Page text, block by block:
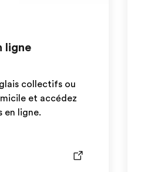
ligne
collectifs ou
et accédez
en ligne.